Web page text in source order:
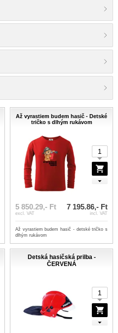
Až vyrastiem budem hasič - Detské
tričko s dlhým rukávom
5 850.29,- Ft
excl. VAT
7 195.86,- Ft
incl. VAT
Až vyrastiem budem hasič - detské tričko s
dlhým rukávom
Detská hasičská prilba -
ČERVENÁ